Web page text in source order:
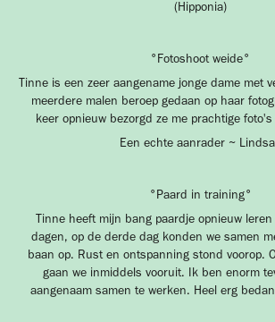
(Hipponia)
°Fotoshoot weide°
Tinne is een zeer aangename jonge dame met
meerdere malen beroep gedaan op haar
keer opnieuw bezorgd ze me prachtige
Een echte aanrader ~
°Paard in training°
Tinne heeft mijn bang paardje opnieuw
dagen, op de derde dag konden we samen
baan op. Rust en ontspanning stond voorop.
gaan we inmiddels vooruit. Ik ben enorm
aangenaam samen te werken. Heel erg